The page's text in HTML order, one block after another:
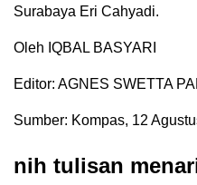
Surabaya Eri Cahyadi.
Oleh IQBAL BASYARI
Editor: AGNES SWETTA
Sumber: Kompas, 12
nih tulisan